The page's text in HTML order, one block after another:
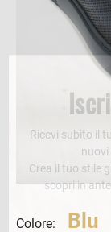
Colore: Blu
Ricevi subito il
nuovi
Crea il tuo stile
scopri in